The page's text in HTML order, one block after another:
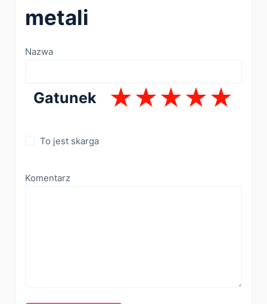
metali
Nazwa
Gatunek
To jest skarga
Komentarz